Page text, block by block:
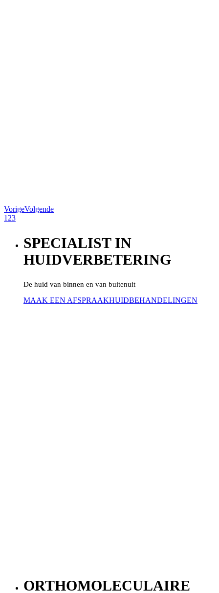
VorigeVolgende
1 23
SPECIALIST IN
HUIDVERBETERING
De huid van binnen en van buitenuit
MAAK EEN AFSPRAAKHUIDBEHANDELINGEN
ORTHOMOLECULAIRE